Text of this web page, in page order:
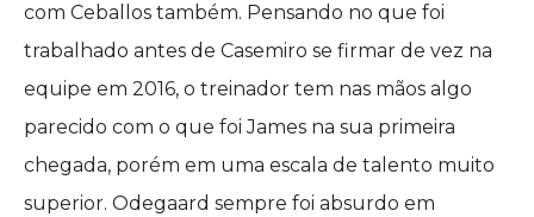
com Ceballos também. Pensando no que foi
trabalhado antes de Casemiro se firmar de vez na
equipe em 2016, o treinador tem nas mãos algo
parecido com o que foi James na sua primeira
chegada, porém em uma escala de talento muito
superior. Odegaard sempre foi absurdo em